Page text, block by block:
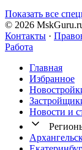
Показать все
© 2026
Контакты ·
Работа
Главная
Избранное
Новостр
Новости и